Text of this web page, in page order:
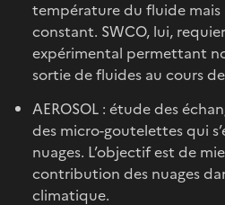
température du fluide
constant. SWCO, lui,
expérimental permettant
sortie de fluides au cours
AEROSOL : étude des
des micro-goutelettes qui
nuages. L’objectif est de
contribution des nuages
climatique.